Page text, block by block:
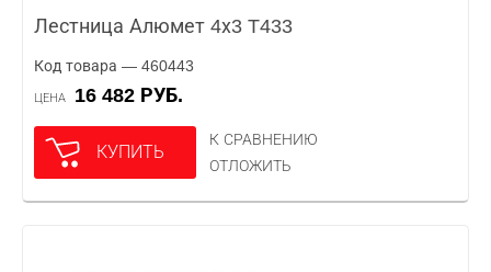
Лестница Алюмет 4х3 T433
Код товара — 460443
ЦЕНА 16 482 РУБ.
КУПИТЬ
К СРАВНЕНИЮ
ОТЛОЖИТЬ